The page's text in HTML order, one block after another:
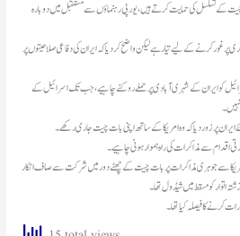
پر غور کرنے کے لیے تیار ہے لیکن واضح کر دیا کہ ایران کی دفاعی صلاحیتوں پر
کو ایران کے شہری آبادی پرحملے روکنے چاہیے، جب تک اسرائیل کے
پر زور دیا کہ وہ امریکا کے ساتھ اپنی بات چیت جاری رکھے۔
اقدام سے مذاکرات کی راہ ہموار ہونی چاہیے۔
امریکا سے جوہری مذاکرات پر بات چیت کے چھٹے دور میں شرکت سے صاف انکار
اتوار کو مسقط میں شیڈول تھا۔
کرنے کا فیصلہ کیا تھا۔